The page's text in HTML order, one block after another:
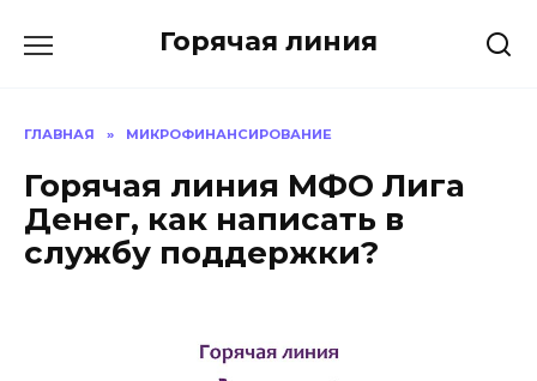
Горячая линия
ГЛАВНАЯ » МИКРОФИНАНСИРОВАНИЕ
Горячая линия МФО Лига
Денег, как написать в
службу поддержки?